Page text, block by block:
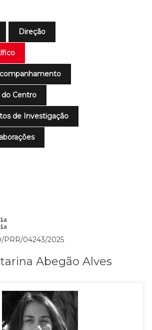
Direção
Centro
de Investigação
PRR/04243/2025
Abegão Alves